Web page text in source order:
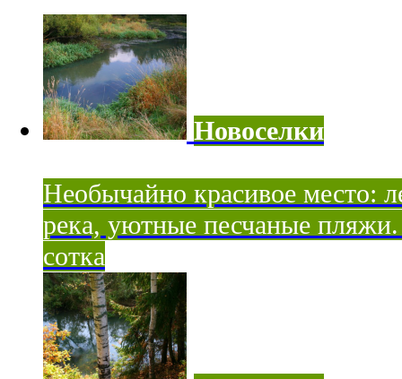
Новоселки
Необычайно красивое место:
река, уютные песчаные
сотка